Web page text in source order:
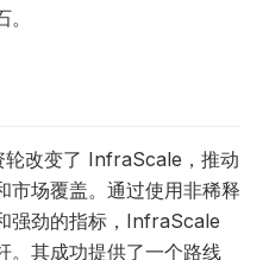
轮改变了 InfraScale，推动
市场覆盖。通过使用非稀释
强劲的指标，InfraScale
。其成功提供了一个路线